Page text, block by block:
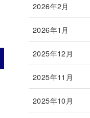
2026年2月
2026年1月
2025年12月
2025年11月
2025年10月